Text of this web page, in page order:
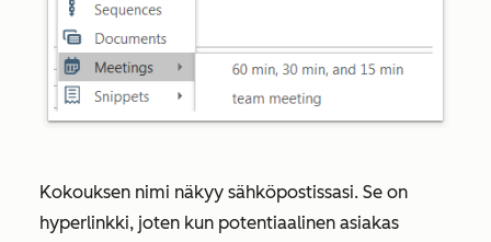
Kokouksen nimi näkyy sähköpostissasi. Se on
hyperlinkki, joten kun potentiaalinen asiakas